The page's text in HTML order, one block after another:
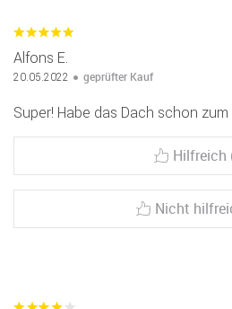
Alfons E.
20.05.2022 geprüfter Kauf
Super! Habe das Dach schon zum
Hilfreich
Nicht